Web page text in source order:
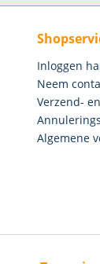
Inloggen
Neem
Verzend-
Algemene